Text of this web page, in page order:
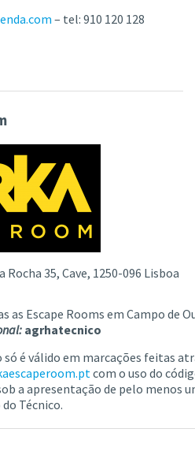
– tel: 910 120 128
Rocha 35, Cave, 1250-096 Lisboa
as Escape Rooms em Campo de
agrhatecnico
só é válido em marcações feitas
com o uso do
a apresentação de pelo menos
Técnico.